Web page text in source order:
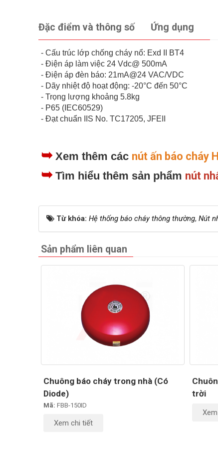
Đặc điểm và thông số Ứng dụng
- Cấu trúc lớp chống cháy nổ: Exd II BT4
- Điện áp làm việc 24 Vdc@ 500mA
- Điện áp đèn báo: 21mA@24 VAC/VDC
- Dãy nhiệt độ hoạt động: -20°C đến 50°C
- Trọng lượng khoảng 5.8kg
- P65 (IEC60529)
- Đạt chuẩn IIS No. TC17205, JFEII
➥Xem thêm các nút ấn báo cháy
➥Tìm hiểu thêm sản phẩm nút
Từ khóa: Hệ thống báo cháy thông thường, Nút
Sản phẩm liên quan
Chuông báo cháy trong nhà (Có
Diode)
Mã: FBB-150ID
Xem chi tiết
trời